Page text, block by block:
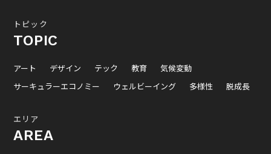
トピック
TOPIC
アート デザイン テック 教育
気候変動
サーキュラーエコノミー
ウェルビーイング 多様性 脱成長
エリア
AREA